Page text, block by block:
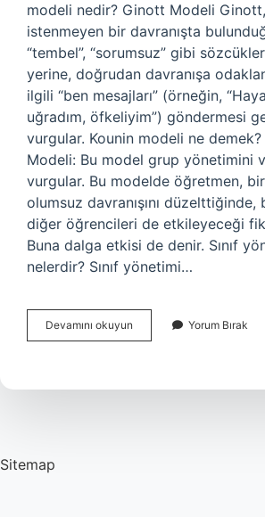
modeli nedir? Ginott Modeli
istenmeyen bir davranışta
“tembel”, “sorumsuz” gibi
yerine, doğrudan davranışa
ilgili “ben mesajları” (örneğin, “Hayal
uğradım, öfkeliyim”) göndermesi
vurgular. Kounin modeli ne
Modeli: Bu model grup yönetimini
vurgular. Bu modelde öğretmen,
olumsuz davranışını düzelttiğinde,
diğer öğrencileri de etkileyeceği
Buna dalga etkisi de denir. Sınıf
nelerdir? Sınıf yönetimi…
Devamını okuyun
Modeli
Yorum Bırak
Sitemap